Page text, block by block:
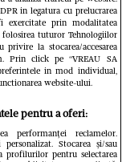
care a
Ce spune
in legatura cu prelucrarea
exercitate prin modalitatea
folosirea tuturor Tehnologiilor
la stocarea/accesarea
Prin click pe “VREAU SA
in mod individual,
website-ului.
pentru a oferi:
performanței reclamelor.
Stocarea și/sau
profilurilor pentru selectarea